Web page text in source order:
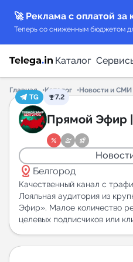
🚀 Реклама с оплатой
Теперь со сниженным бюджетом
Каталог
Каталог каналов
Каталог ботов
Горящие
Индекс читаемости
Главная Каталог Новости и СМИ
TG
7.2
Прямой Эфир
distance Белгород
Качественный канал с
Лояльная аудитория из
Эфир». Малое количество
целевых подписчиков или